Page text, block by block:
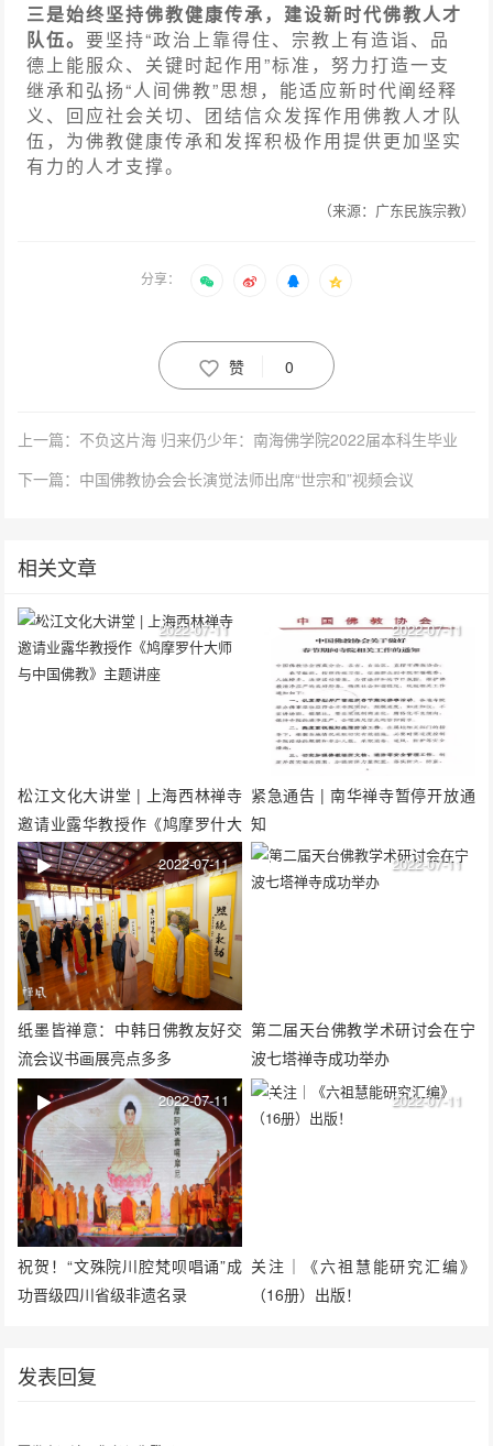
三是始终坚持佛教健康传承，建设新时代佛教人才
队伍。 要坚持“政治上靠得住、宗教上有造诣、品
德上能服众、关键时起作用”标准，努力打造一支
继承和弘扬“人间佛教”思想，能适应新时代阐经释
义、回应社会关切、团结信众发挥作用佛教人才队
伍，为佛教健康传承和发挥积极作用提供更加坚实
有力的人才支撑。
（来源：广东民族宗教）
分享：
赞 0
上一篇：不负这片海 归来仍少年：南海佛学院2022届本科生毕业
下一篇：中国佛教协会会长演觉法师出席“世宗和”视频会议
相关文章
松江文化大讲堂 | 上海西林禅寺
邀请业露华教授作《鸠摩罗什大
师与中国佛教》主题讲座
2022-07-11
紧急通告 | 南华禅寺暂停开放通
知
2022-07-11
纸墨皆禅意：中韩日佛教友好交
流会议书画展亮点多多
2022-07-11
第二届天台佛教学术研讨会在宁
波七塔禅寺成功举办
2022-07-11
祝贺！“文殊院川腔梵呗唱诵”成
功晋级四川省级非遗名录
2022-07-11
关注｜《六祖慧能研究汇编》
（16册）出版！
2022-07-11
发表回复